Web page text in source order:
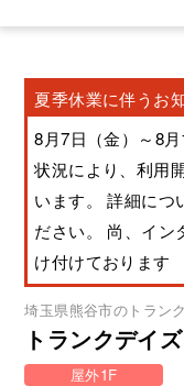
夏季休業に伴うお
8月7日（金）～8
状況により、利用
います。 詳細につ
ださい。 尚、イン
け付けております
埼玉県熊谷市のトラン
トランクデイ
屋外1F